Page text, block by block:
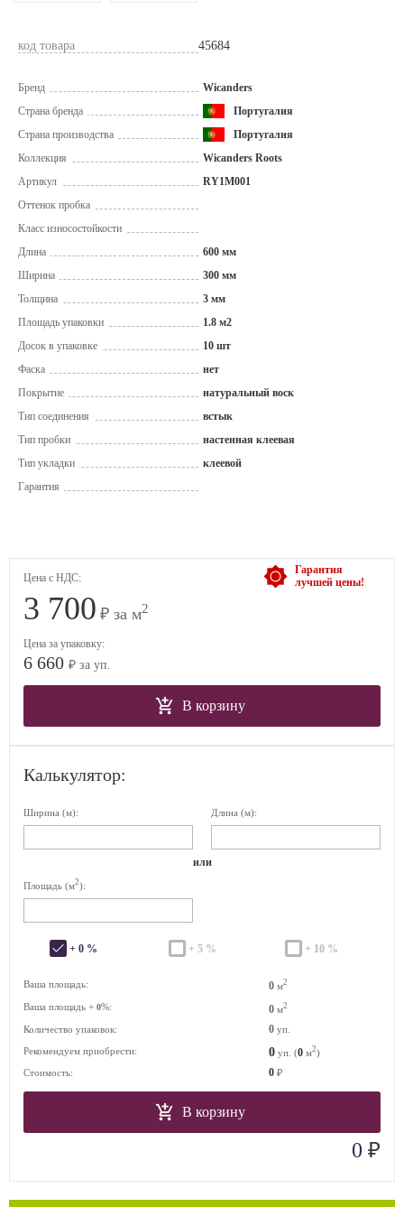
код товара 45684
Бренд
Wicanders
Страна бренда
Португалия
Страна производства
Португалия
Коллекция
Wicanders Roots
Артикул
RY1M001
Оттенок пробка
Класс износостойкости
Длина
600 мм
Ширина
300 мм
Толщина
3 мм
Площадь упаковки
1.8 м2
Досок в упаковке
10 шт
Фаска
нет
Покрытие
натуральный воск
Тип соединения
встык
Тип пробки
настенная клеевая
Тип укладки
клеевой
Гарантия
Гарантия
лучшей цены!
Цена с НДС:
3 700 ₽ за м2
Цена за упаковку:
6 660 ₽ за уп.
В корзину
Калькулятор:
Ширина (м): Длина (м):
или
Площадь (м2):
+ 0 % + 5 % + 10 %
Ваша площадь: 0 м2
Ваша площадь + 0%: 0 м2
Количество упаковок: 0 уп.
Рекомендуем приобрести:
0 уп. (0 м2)
Стоимость:
0 ₽
В корзину
0 ₽